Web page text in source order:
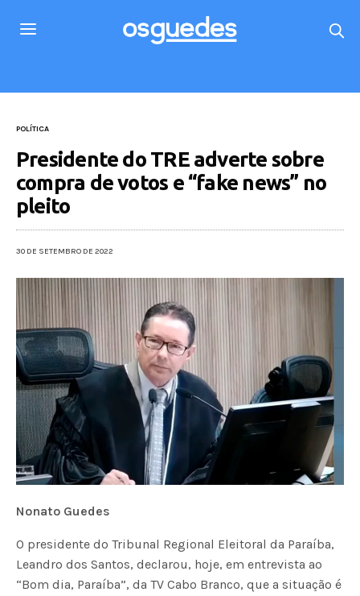
POLÍTICA
Presidente do TRE adverte sobre
compra de votos e “fake news” no
pleito
30 DE SETEMBRO DE 2022
Nonato Guedes
O presidente do Tribunal Regional Eleitoral da Paraíba,
Leandro dos Santos, declarou, hoje, em entrevista ao
“Bom dia, Paraíba”, da TV Cabo Branco, que a situação é